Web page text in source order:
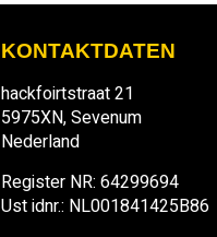
KONTAKTDATEN
hackfoirtstraat 21
5975XN, Sevenum
Nederland
Register NR: 64299694
Ust idnr.: NL001841425B86